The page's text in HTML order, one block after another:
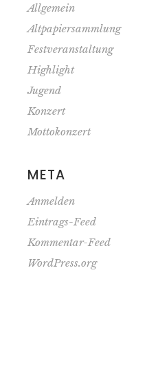
Allgemein
Altpapiersammlung
Festveranstaltung
Highlight
Jugend
Konzert
Mottokonzert
META
Anmelden
Eintrags-Feed
Kommentar-Feed
WordPress.org